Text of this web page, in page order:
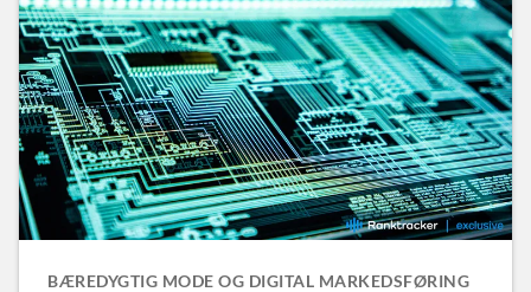
BÆREDYGTIG MODE OG DIGITAL MARKEDSFØRING